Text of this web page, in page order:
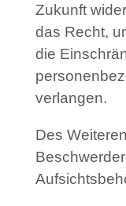
Zukunft
das Recht,
die
verlangen.
Des